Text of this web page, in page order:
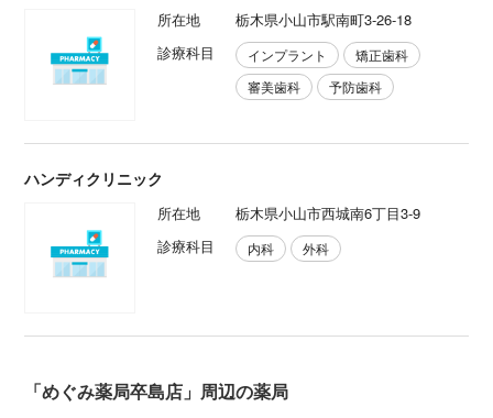
所在地
栃木県小山市駅南町3-26-18
診療科目
インプラント
矯正歯科
審美歯科
予防歯科
ハンディクリニック
所在地
栃木県小山市西城南6丁目3-9
診療科目
内科 外科
「めぐみ薬局卒島店」周辺の薬局